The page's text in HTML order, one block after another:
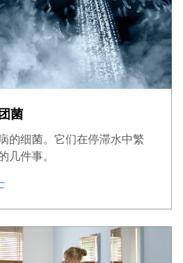
菌
的细菌。它们在停滞水中繁
几件事。